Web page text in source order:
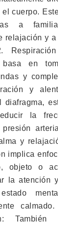
el cuerpo.
a
relajación y
en
y
y
diafragma,
la
y
implica
objeto o
la atención
También